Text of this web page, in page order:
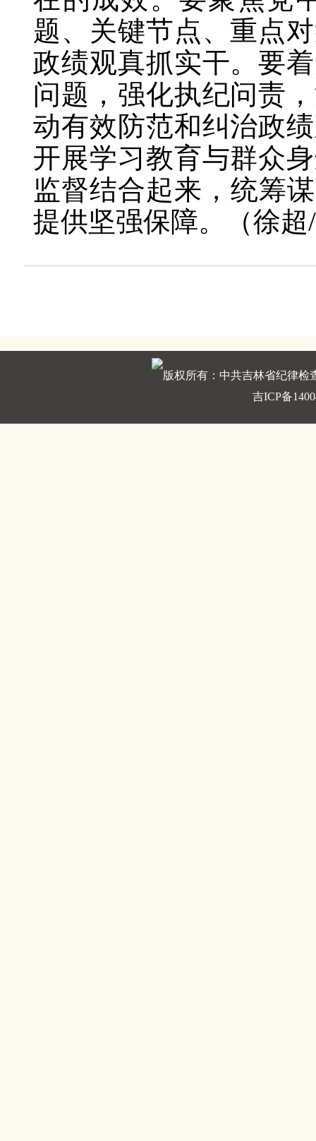
题、关键节点、重点
政绩观真抓实干。要
问题，强化执纪问责
动有效防范和纠治政
开展学习教育与群众
监督结合起来，统筹
提供坚强保障。（徐
版权所有：中共吉林省纪律检
吉ICP备